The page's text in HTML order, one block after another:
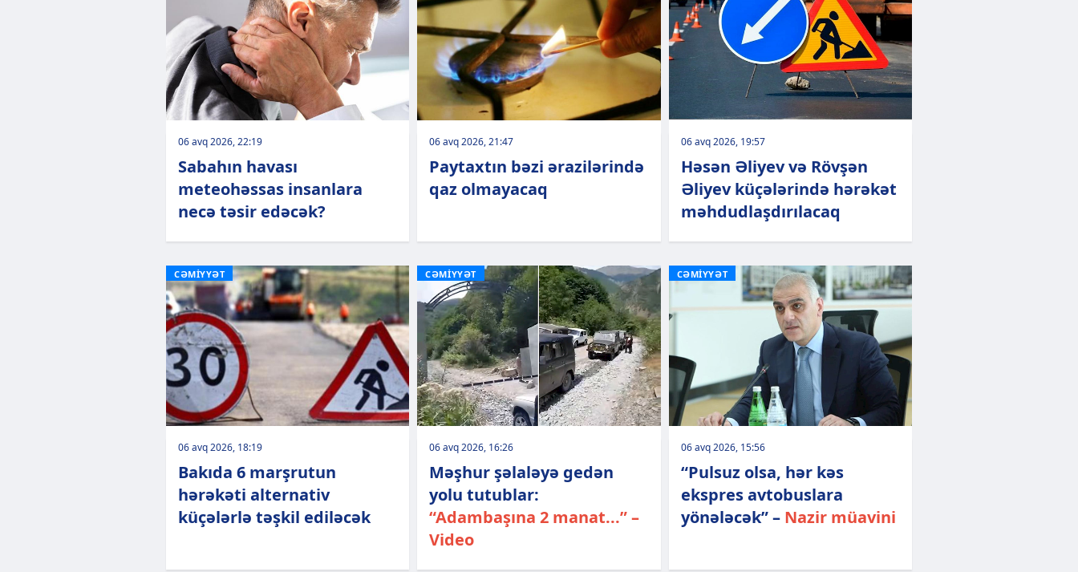
06 avq 2026, 22:19
Sabahın havası
meteohəssas insanlara
necə təsir edəcək?
06 avq 2026, 21:47
Paytaxtın bəzi ərazilərində
qaz olmayacaq
06 avq 2026, 19:57
Həsən Əliyev və Rövşən
Əliyev küçələrində hərəkət
məhdudlaşdırılacaq
CƏMİYYƏT
06 avq 2026, 18:19
Bakıda 6 marşrutun
hərəkəti alternativ
küçələrlə təşkil ediləcək
CƏMİYYƏT
06 avq 2026, 16:26
Məşhur şəlaləyə gedən
yolu tutublar:
“Adambaşına 2 manat...” –
Video
CƏMİYYƏT
06 avq 2026, 15:56
“Pulsuz olsa, hər kəs
ekspres avtobuslara
yönələcək” – Nazir müavini